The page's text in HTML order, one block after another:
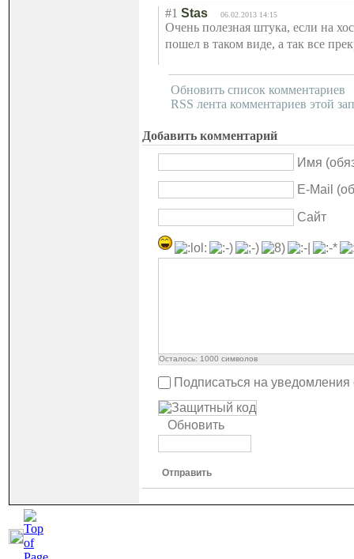
#1 Stas 06.02.2013 14:15
Очень полезная штука, если на
пошел в таком виде, а так все
Обновить список комментариев
RSS лента комментариев этой
Добавить комментарий
Имя
E-Mail
Сайт
Осталось: 1000 символов
Подписаться на
Обновить
Отправить